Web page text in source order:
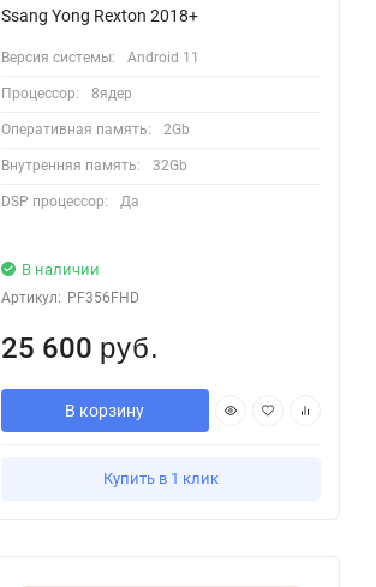
Ssang Yong Rexton 2018+
Версия системы: Android 11
Процессор: 8ядер
Оперативная память: 2Gb
Внутренняя память: 32Gb
DSP процессор: Да
В наличии
Артикул: PF356FHD
25 600 руб.
В корзину
Купить в 1 клик